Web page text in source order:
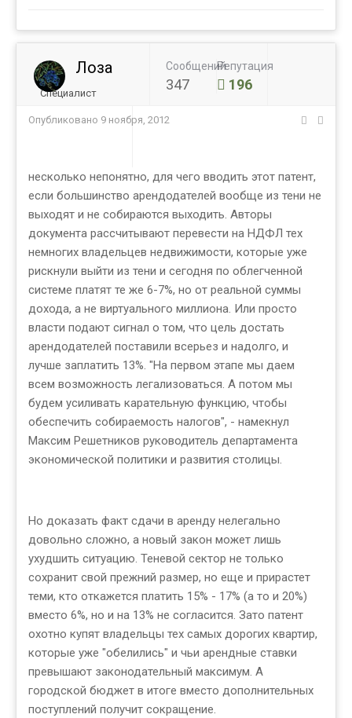
Лоза
Специалист
Сообщений
347
Репутация
196
Опубликовано 9 ноября, 2012
несколько непонятно, для чего вводить этот патент,
если большинство арендодателей вообще из тени не
выходят и не собираются выходить. Авторы
документа рассчитывают перевести на НДФЛ тех
немногих владельцев недвижимости, которые уже
рискнули выйти из тени и сегодня по облегченной
системе платят те же 6-7%, но от реальной суммы
дохода, а не виртуального миллиона. Или просто
власти подают сигнал о том, что цель достать
арендодателей поставили всерьез и надолго, и
лучше заплатить 13%. "На первом этапе мы даем
всем возможность легализоваться. А потом мы
будем усиливать карательную функцию, чтобы
обеспечить собираемость налогов", - намекнул
Максим Решетников руководитель департамента
экономической политики и развития столицы.
Но доказать факт сдачи в аренду нелегально
довольно сложно, а новый закон может лишь
ухудшить ситуацию. Теневой сектор не только
сохранит свой прежний размер, но еще и прирастет
теми, кто откажется платить 15% - 17% (а то и 20%)
вместо 6%, но и на 13% не согласится. Зато патент
охотно купят владельцы тех самых дорогих квартир,
которые уже "обелились" и чьи арендные ставки
превышают законодательный максимум. А
городской бюджет в итоге вместо дополнительных
поступлений получит сокращение.